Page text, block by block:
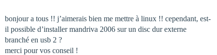
bonjour a tous !! j’aimerais bien me mettre à linux !! cependant, est-
il possible d’installer mandriva 2006 sur un disc dur externe
branché en usb 2 ?
merci pour vos conseil !